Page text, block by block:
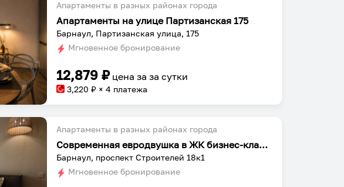
Апартаменты в разных районах города
Апартаменты на улице Партизанская 175
Барнаул, Партизанская улица, 175
Мгновенное бронирование
12,879 ₽ цена заза сутки
3,220 ₽ × 4 платежа
Апартаменты в разных районах города
Современная евродвушка в ЖК бизнес-класса
Барнаул, проспект Строителей 18к1
Мгновенное бронирование